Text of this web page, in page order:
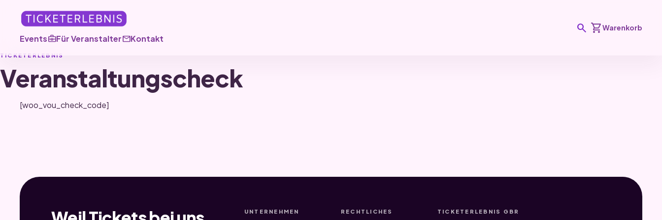
Eventsbusiness_centerFür VeranstaltermailKontakt
search shopping_cartWarenkorb
TICKETERLEBNIS
Veranstaltungscheck
[woo_vou_check_code]
UNTERNEHMEN RECHTLICHES TICKETERLEBNIS GBR